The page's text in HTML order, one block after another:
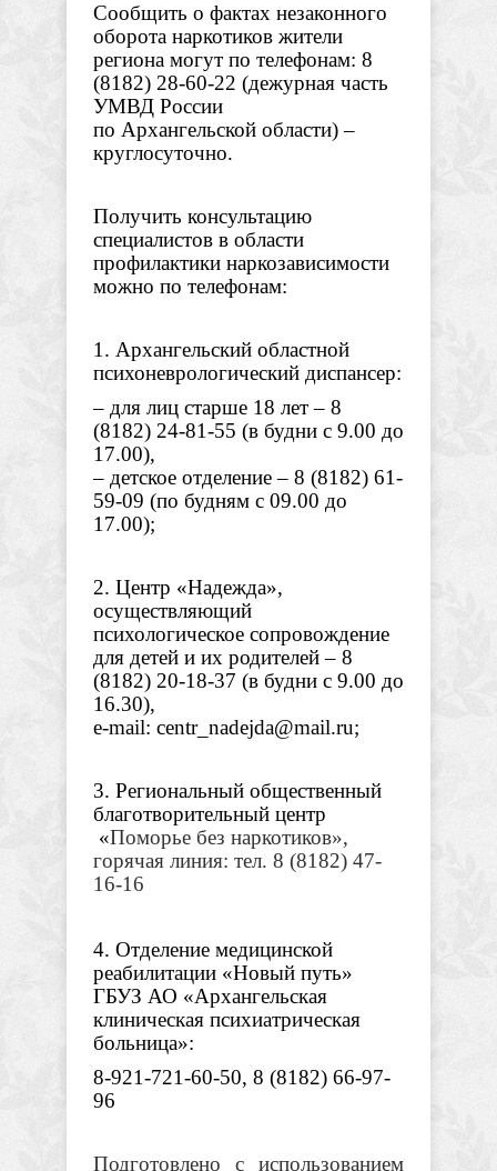
Сообщить о фактах незаконного
оборота наркотиков жители
региона могут по телефонам: 8
(8182) 28-60-22 (дежурная часть
УМВД России
по Архангельской области) –
круглосуточно.
Получить консультацию
специалистов в области
профилактики наркозависимости
можно по телефонам:
1. Архангельский областной
психоневрологический диспансер:
– для лиц старше 18 лет – 8
(8182) 24-81-55 (в будни с 9.00 до
17.00),
– детское отделение – 8 (8182) 61-
59-09 (по будням с 09.00 до
17.00);
2. Центр «Надежда»,
осуществляющий
психологическое сопровождение
для детей и их родителей – 8
(8182) 20-18-37 (в будни с 9.00 до
16.30),
e-mail: centr_nadejda@mail.ru;
3. Региональный общественный
благотворительный центр
«Поморье без наркотиков»,
горячая линия: тел. 8 (8182) 47-
16-16
4. Отделение медицинской
реабилитации «Новый путь»
ГБУЗ АО «Архангельская
клиническая психиатрическая
больница»:
8-921-721-60-50, 8 (8182) 66-97-
96
Подготовлено с использованием